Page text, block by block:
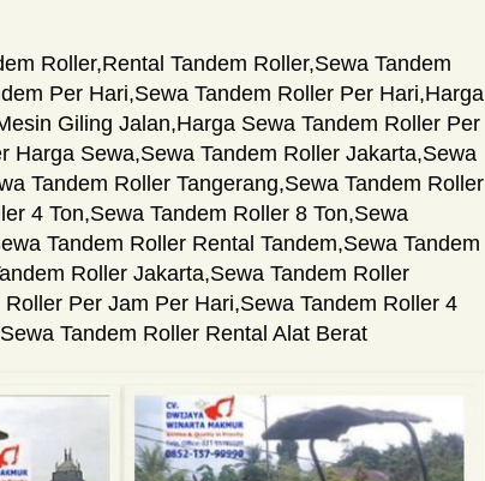
Roller,Rental Tandem Roller,Sewa Tandem
Per Hari,Sewa Tandem Roller Per Hari,Harga
Giling Jalan,Harga Sewa Tandem Roller Per
Harga Sewa,Sewa Tandem Roller Jakarta,Sewa
Tandem Roller Tangerang,Sewa Tandem Roller
4 Ton,Sewa Tandem Roller 8 Ton,Sewa
Tandem Roller Rental Tandem,Sewa Tandem
Roller Jakarta,Sewa Tandem Roller
Roller Per Jam Per Hari,Sewa Tandem Roller 4
Sewa Tandem Roller Rental Alat Berat